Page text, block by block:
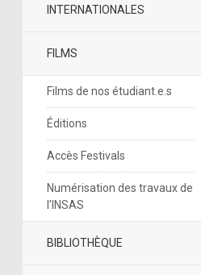
INTERNATIONALES
FILMS
Films de nos étudiant.e.s
Éditions
Accès Festivals
Numérisation des travaux de
l’INSAS
BIBLIOTHÈQUE